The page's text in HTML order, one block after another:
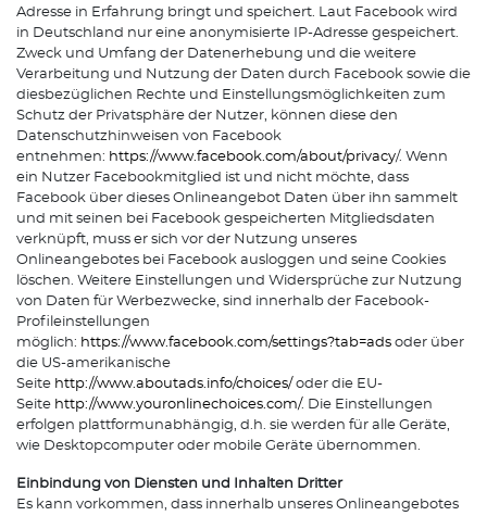
Adresse in Erfahrung bringt und speichert. Laut Facebook wird
in Deutschland nur eine anonymisierte IP-Adresse gespeichert.
Zweck und Umfang der Datenerhebung und die weitere
Verarbeitung und Nutzung der Daten durch Facebook sowie die
diesbezüglichen Rechte und Einstellungsmöglichkeiten zum
Schutz der Privatsphäre der Nutzer, können diese den
Datenschutzhinweisen von Facebook
entnehmen: https://www.facebook.com/about/privacy/. Wenn
ein Nutzer Facebookmitglied ist und nicht möchte, dass
Facebook über dieses Onlineangebot Daten über ihn sammelt
und mit seinen bei Facebook gespeicherten Mitgliedsdaten
verknüpft, muss er sich vor der Nutzung unseres
Onlineangebotes bei Facebook ausloggen und seine Cookies
löschen. Weitere Einstellungen und Widersprüche zur Nutzung
von Daten für Werbezwecke, sind innerhalb der Facebook-
Profileinstellungen
möglich: https://www.facebook.com/settings?tab=ads oder über
die US-amerikanische
Seite http://www.aboutads.info/choices/ oder die EU-
Seite http://www.youronlinechoices.com/. Die Einstellungen
erfolgen plattformunabhängig, d.h. sie werden für alle Geräte,
wie Desktopcomputer oder mobile Geräte übernommen.
Einbindung von Diensten und Inhalten Dritter
Es kann vorkommen, dass innerhalb unseres Onlineangebotes